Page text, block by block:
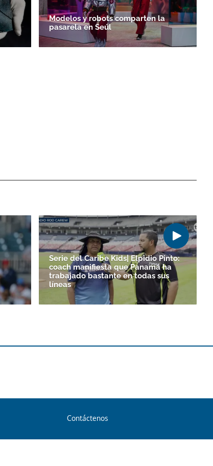
Modelos y robots comparten la
pasarela en Seúl
Serie del Caribe Kids| Elpidio Pinto:
coach manifiesta que Panamá ha
trabajado bastante en todas sus
líneas
Contáctenos